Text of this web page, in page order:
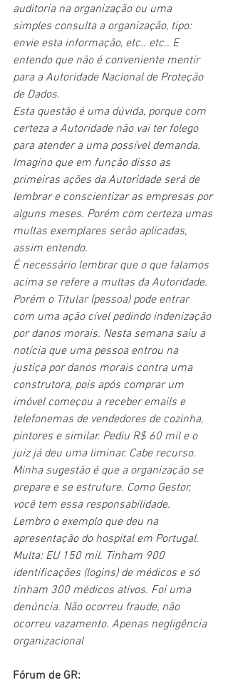
auditoria na organização ou uma
simples consulta a organização, tipo:
envie esta informação, etc.. etc.. E
entendo que não é conveniente mentir
para a Autoridade Nacional de Proteção
de Dados.
Esta questão é uma dúvida, porque com
certeza a Autoridade não vai ter folego
para atender a uma possível demanda.
Imagino que em função disso as
primeiras ações da Autoridade será de
lembrar e conscientizar as empresas por
alguns meses. Porém com certeza umas
multas exemplares serão aplicadas,
assim entendo.
É necessário lembrar que o que falamos
acima se refere a multas da Autoridade.
Porém o Titular (pessoa) pode entrar
com uma ação cível pedindo indenização
por danos morais. Nesta semana saiu a
notícia que uma pessoa entrou na
justiça por danos morais contra uma
construtora, pois após comprar um
imóvel começou a receber emails e
telefonemas de vendedores de cozinha,
pintores e similar. Pediu R$ 60 mil e o
juiz já deu uma liminar. Cabe recurso.
Minha sugestão é que a organização se
prepare e se estruture. Como Gestor,
você tem essa responsabilidade.
Lembro o exemplo que deu na
apresentação do hospital em Portugal.
Multa: EU 150 mil. Tinham 900
identificações (logins) de médicos e só
tinham 300 médicos ativos. Foi uma
denúncia. Não ocorreu fraude, não
ocorreu vazamento. Apenas negligência
organizacional
Fórum de GR: